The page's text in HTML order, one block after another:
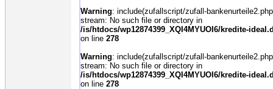
Warning: include(zufallscript/zufall-
stream: No such file or directory in
/is/htdocs/wp12874399_XQI4MYUOI6/kredite-
on line 278
Warning: include(zufallscript/zufall-
stream: No such file or directory in
/is/htdocs/wp12874399_XQI4MYUOI6/kredite-
on line 278